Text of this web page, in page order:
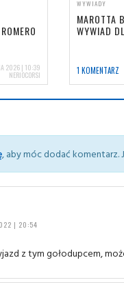
2026 | 10:39
NERIOCORSI
WYWIADY
MAROTTA
WYWIAD
1 KOMENTARZ
, aby móc dodać komentarz.
| 20:54
z tym gołodupcem,